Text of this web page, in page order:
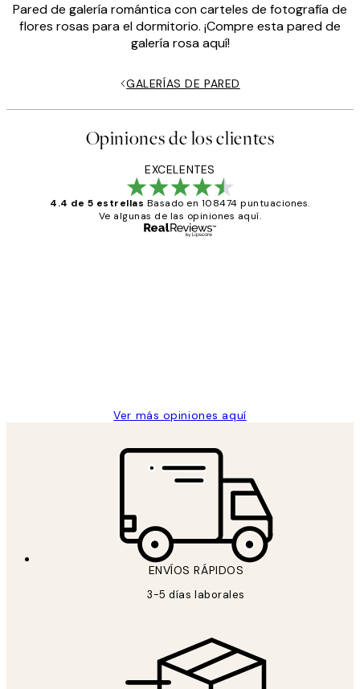
Pared de galería romántica con carteles de fotografía de
flores rosas para el dormitorio. ¡Compre esta pared de
galería rosa aquí!
GALERÍAS DE PARED
Opiniones de los clientes
EXCELENTES
4.4 de 5 estrellas Basado en 108474 puntuaciones.
Ve algunas de las opiniones aquí.
Ver más opiniones aquí
ENVÍOS RÁPIDOS
3-5 días laborales